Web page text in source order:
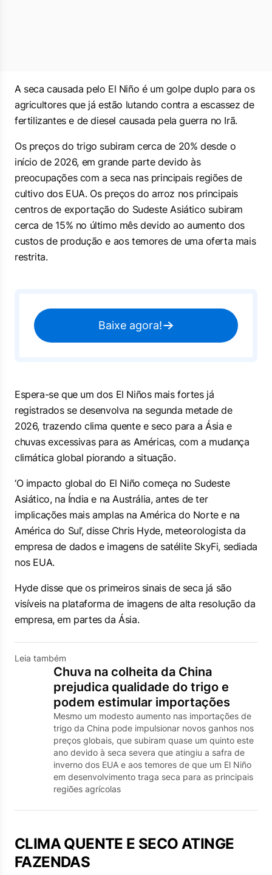
A seca causada pelo El Niño é um golpe duplo para os
agricultores que já estão lutando contra a escassez de
fertilizantes e de diesel causada pela guerra no Irã.
Os preços do trigo subiram cerca de 20% desde o
início de 2026, em grande parte devido às
preocupações com a seca nas principais regiões de
cultivo dos EUA. Os preços do arroz nos principais
centros de exportação ⁠do ‌Sudeste Asiático subiram
cerca de 15% no último mês devido ao aumento dos
custos de produção e aos temores de uma ⁠oferta mais
restrita.
Baixe agora!
Espera-se que um dos El Niños mais fortes já
registrados se desenvolva na segunda metade de
2026, trazendo clima quente e seco para a Ásia e
chuvas excessivas para as Américas, com a mudança
climática global piorando a situação.
‘O impacto global do El Niño começa no Sudeste
Asiático, na Índia e na Austrália, antes de ter
implicações mais amplas na América do Norte e na
América do Sul’, disse Chris Hyde, meteorologista da
empresa de ​dados e imagens de satélite SkyFi, sediada
nos EUA.
Hyde disse que os primeiros sinais de seca já são
visíveis na plataforma de imagens de alta resolução da
empresa, em partes da Ásia.
Leia também
Chuva na colheita da China
prejudica qualidade do trigo e
podem estimular importações
Mesmo um modesto aumento nas importações de
trigo da China ‌pode impulsionar novos ganhos nos
preços globais, que subiram quase um quinto este
ano devido à seca severa que atingiu a safra de
inverno dos EUA e aos temores de que um El Niño
em desenvolvimento traga seca para as principais
regiões agrícolas
CLIMA QUENTE E SECO ATINGE
FAZENDAS